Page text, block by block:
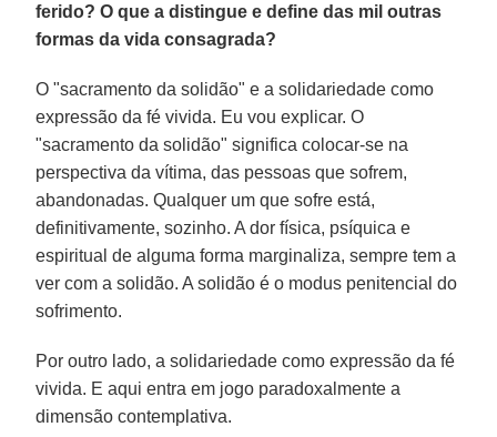
ferido? O que a distingue e define das mil outras
formas da vida consagrada?
O "sacramento da solidão" e a solidariedade como
expressão da fé vivida. Eu vou explicar. O
"sacramento da solidão" significa colocar-se na
perspectiva da vítima, das pessoas que sofrem,
abandonadas. Qualquer um que sofre está,
definitivamente, sozinho. A dor física, psíquica e
espiritual de alguma forma marginaliza, sempre tem a
ver com a solidão. A solidão é o modus penitencial do
sofrimento.
Por outro lado, a solidariedade como expressão da fé
vivida. E aqui entra em jogo paradoxalmente a
dimensão contemplativa.